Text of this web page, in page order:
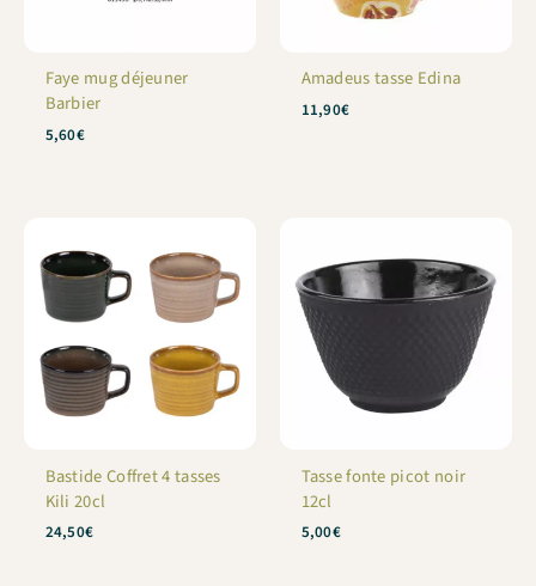
Faye mug déjeuner
Barbier
5,60€
Amadeus tasse Edina
11,90€
Bastide Coffret 4 tasses
Kili 20cl
24,50€
Tasse fonte picot noir
12cl
5,00€